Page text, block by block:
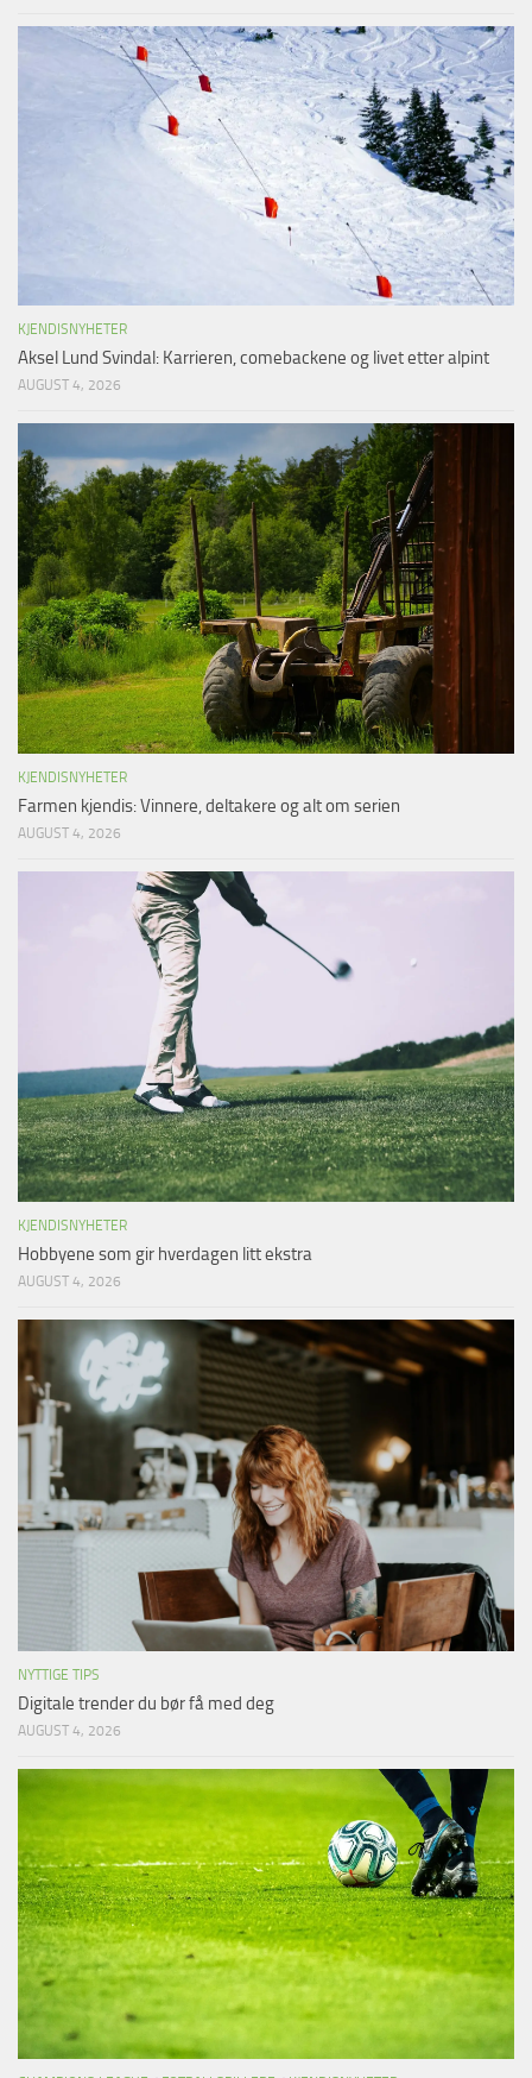
KJENDISNYHETER
Aksel Lund Svindal: Karrieren, comebackene og livet etter alpint
AUGUST 4, 2026
KJENDISNYHETER
Farmen kjendis: Vinnere, deltakere og alt om serien
AUGUST 4, 2026
KJENDISNYHETER
Hobbyene som gir hverdagen litt ekstra
AUGUST 4, 2026
NYTTIGE TIPS
Digitale trender du bør få med deg
AUGUST 4, 2026